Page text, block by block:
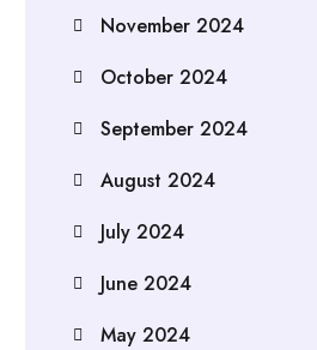
November 2024
October 2024
September 2024
August 2024
July 2024
June 2024
May 2024